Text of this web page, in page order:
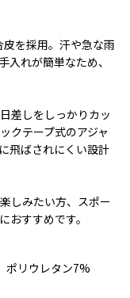
を採用。汗や急な雨
れが簡単なため、
差しをしっかりカッ
クテープ式のアジャ
飛ばされにくい設計
しみたい方、スポー
おすすめです。
リウレタン7%